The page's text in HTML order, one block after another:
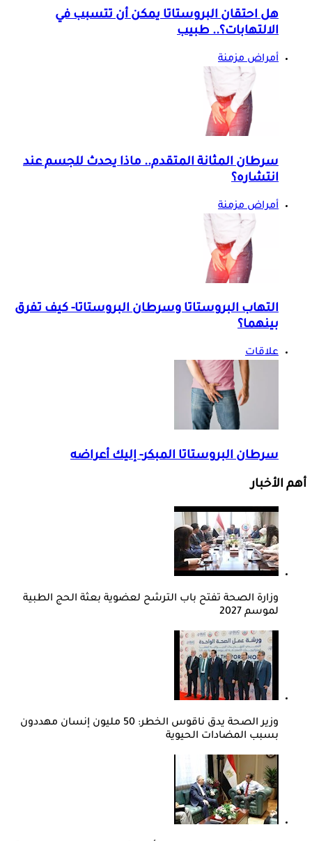
هل احتقان البروستاتا يمكن أن تتسبب في
الالتهابات؟.. طبيب
أمراض مزمنة
سرطان المثانة المتقدم.. ماذا يحدث للجسم عند
انتشاره؟
أمراض مزمنة
التهاب البروستاتا وسرطان البروستاتا- كيف تفرق
بينهما؟
علاقات
سرطان البروستاتا المبكر- إليك أعراضه
أهم الأخبار
وزارة الصحة تفتح باب الترشح لعضوية بعثة الحج الطبية
لموسم 2027
وزير الصحة يدق ناقوس الخطر: 50 مليون إنسان مهددون
بسبب المضادات الحيوية